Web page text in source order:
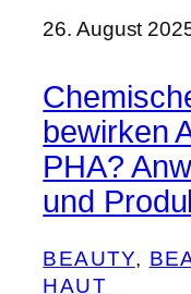
26. August
bewirken
PHA?
und
BEAUTY,
HAUT